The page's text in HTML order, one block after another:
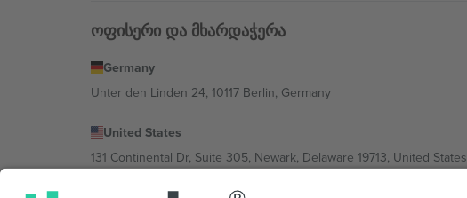
ოფისერი და მხარდაჭერა
Germany
Unter den Linden 24, 10117 Berlin, Germany
United States
131 Continental Dr, Suite 305, Newark, Delaware 19713, United States